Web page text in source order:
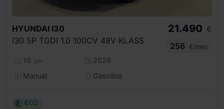
HYUNDAI I30
I30 5P TGDI 1.0 100CV 48V KLASS
10 km
2026
Manual
Gasolina
21.490 €
256
€/mes
ECO